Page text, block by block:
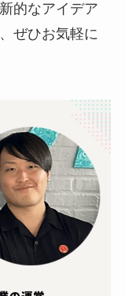
的なアイデア
ぜひお気軽に